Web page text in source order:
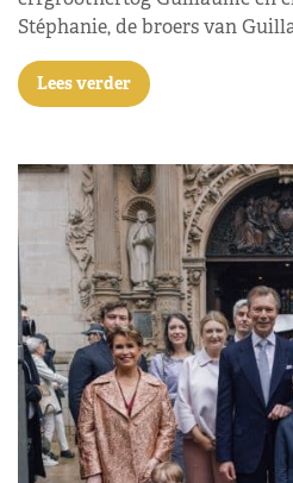
Stéphanie, de broers van
Lees verder